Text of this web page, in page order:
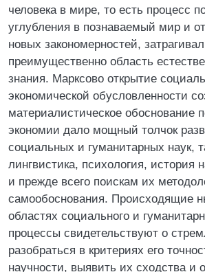
человека в мире, то есть процесс
углубления в познаваемый мир и
новых закономерностей,
преимущественно область
знания. Марксово открытие
экономической обусловленности
материалистическое обоснование
экономии дало мощный толчок
социальных и гуманитарных наук,
лингвистика, психология, история
и прежде всего поискам их
самообоснования. Происходящие
областях социального и
процессы свидетельствуют о
разобраться в критериях его
научности, выявить их сходства и